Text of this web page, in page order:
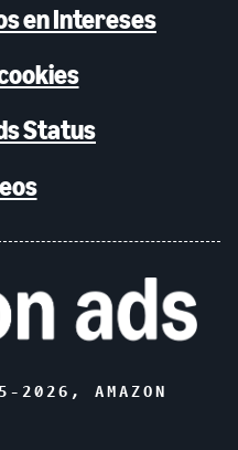
en Intereses
Status
2026 , AMAZON